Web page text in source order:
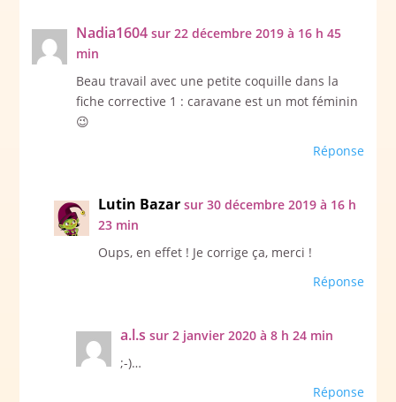
Nadia1604 sur 22 décembre 2019 à 16 h 45
min
Beau travail avec une petite coquille dans la
fiche corrective 1 : caravane est un mot féminin
😉
Réponse
Lutin Bazar sur 30 décembre 2019 à 16 h
23 min
Oups, en effet ! Je corrige ça, merci !
Réponse
a.l.s sur 2 janvier 2020 à 8 h 24 min
;-)…
Réponse